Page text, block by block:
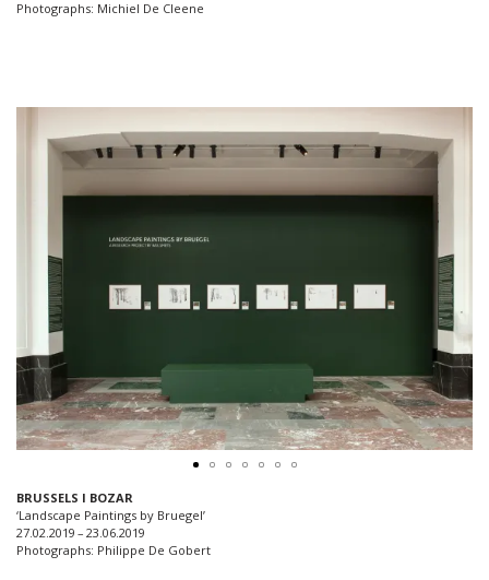
Photographs: Michiel De Cleene
BRUSSELS I BOZAR
‘Landscape Paintings by Bruegel’
27.02.2019 – 23.06.2019
Photographs: Philippe De Gobert